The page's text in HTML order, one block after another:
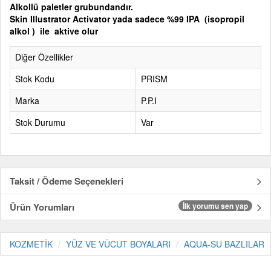
Alkollü paletler grubundandır.
Skin Illustrator Activator yada sadece %99 IPA (isopropil
alkol ) ile aktive olur
Diğer Özellikler
Stok Kodu
PRISM
Marka
P.P.I
Stok Durumu
Var
Taksit / Ödeme Seçenekleri
Ürün Yorumları
İlk yorumu sen yap
KOZMETİK YÜZ VE VÜCUT BOYALARI AQUA-SU BAZLILAR